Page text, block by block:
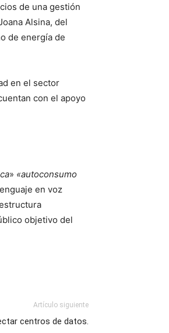
de una gestión
Alsina, del
de energía de
en el sector
con el apoyo
» «autoconsumo
en voz
objetivo del
Artículo siguiente
centros de datos.